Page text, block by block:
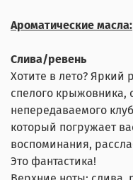
Ароматические масла:
Слива/ревень
Хотите в лето? Яркий
спелого крыжовника,
непередаваемого
который погружает
воспоминания,
Это фантастика!